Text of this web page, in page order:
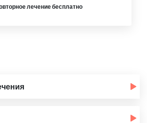
лечение бесплатно